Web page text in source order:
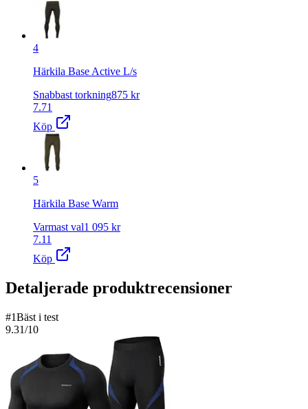
4
Härkila Base Active L/s
Snabbast torkning875 kr
7.71
Köp
5
Härkila Base Warm
Varmast val1 095 kr
7.11
Köp
Detaljerade produktrecensioner
#1Bäst i test
9.31/10